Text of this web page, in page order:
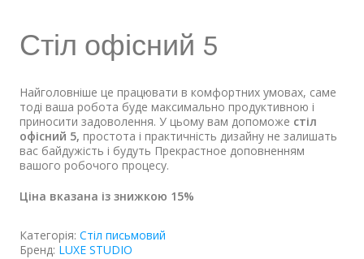
Стіл офісний 5
Найголовніше це працювати в комфортних умовах, саме
тоді ваша робота буде максимально продуктивною і
приносити задоволення. У цьому вам допоможе стіл
офісний 5, простота і практичність дизайну не залишать
вас байдужість і будуть Прекрастное доповненням
вашого робочого процесу.
Ціна вказана із знижкою 15%
Категорія: Стіл письмовий
Бренд: LUXE STUDIO